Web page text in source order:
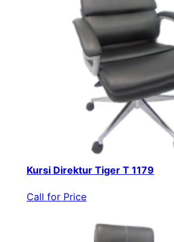
Kursi Direktur Tiger T 1179
Call for Price